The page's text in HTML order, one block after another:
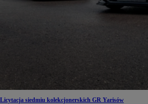
Licytacja siedmiu kolekcjonerskich GR Yarisów